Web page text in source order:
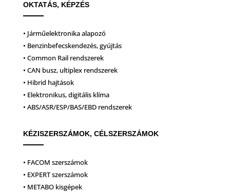
OKTATÁS, KÉPZÉS
• Járműelektronika alapozó
• Benzinbefecskendezés, gyújtás
• Common Rail rendszerek
• CAN busz, ultiplex rendszerek
• Hibrid hajtások
• Elektronikus, digitális klíma
• ABS/ASR/ESP/BAS/EBD rendszerek
KÉZISZERSZÁMOK, CÉLSZERSZÁMOK
• FACOM szerszámok
• EXPERT szerszámok
• METABO kisgépek